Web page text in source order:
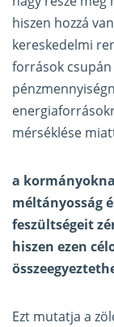
hiszen hozzá
kereskedelmi
források
mérséklése
a
méltányosság
feszültségeit
hiszen ezen
Ezt mutatja a